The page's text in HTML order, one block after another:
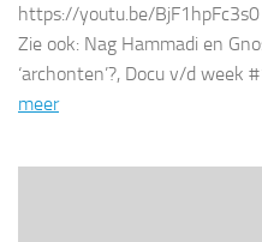
https://youtu.be/BjF1hpFc3s0
Zie ook: Nag Hammadi en
‘archonten’?, Docu v/d week
meer